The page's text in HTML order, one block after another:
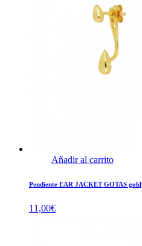
Añadir al carrito
Pendiente EAR JACKET GOTAS gold
11,00€